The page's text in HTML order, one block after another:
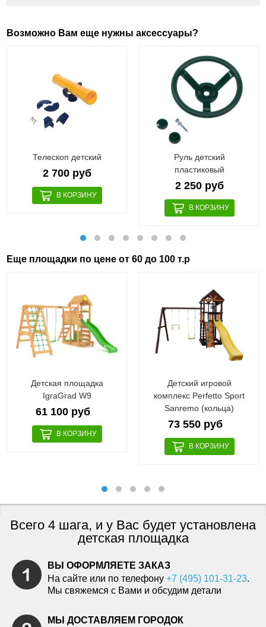
Возможно Вам еще нужны аксессуары?
Телескоп детский
2 700 руб
Руль детский
пластиковый
2 250 руб
Еще площадки по цене от 60 до 100 т.р
Детская площадка
IgraGrad W9
61 100 руб
Детский игровой
комплекс Perfetto Sport
Sanremo (кольца)
73 550 руб
Всего 4 шага, и у Вас будет установлена
детская площадка
ВЫ ОФОРМЛЯЕТЕ ЗАКАЗ
На сайте или по телефону +7 (495) 101-31-23.
Мы свяжемся с Вами и обсудим детали
МЫ ДОСТАВЛЯЕМ ГОРОДОК